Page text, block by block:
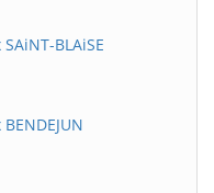
BLAiSE